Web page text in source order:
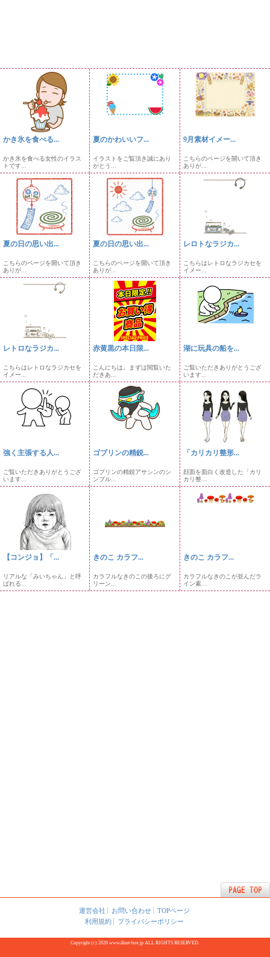
かき氷を食べる...
かき氷を食べる女性のイラス
トです...
夏のかわいいフ...
イラストをご覧頂き誠にあり
がとう...
9月素材イメー...
こちらのページを開いて頂き
ありが...
夏の日の思い出...
こちらのページを開いて頂き
ありが...
夏の日の思い出...
こちらのページを開いて頂き
ありが...
レロトなラジカ...
こちらはレトロなラジカセを
イメー...
レトロなラジカ...
こちらはレトロなラジカセを
イメー...
赤黄黒の本日限...
こんにちは。まずは閲覧いた
だきあ...
湖に玩具の船を...
ご覧いただきありがとうござ
います...
強く主張する人...
ご覧いただきありがとうござ
います...
ゴブリンの精鋭...
ゴブリンの精鋭アサシンのシ
ンプル...
「カリカリ整形...
顔面を面白く改造した「カリ
カリ整...
【コンジョ】「...
リアルな「みいちゃん」と呼
ばれる...
きのこ カラフ...
カラフルなきのこの後ろにグ
リーン...
きのこ カラフ...
カラフルなきのこが並んだラ
イン素...
運営会社 お問い合わせ
TOPページ
利用規約
プライバシーポリシー
Copyright (c) 2026 www.illust-box.jp ALL RIGHTS RESERVED.